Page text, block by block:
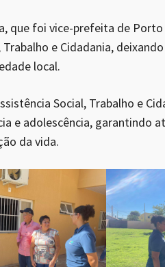
que foi vice-prefeita de
e Cidadania,
local.
Social, Trabalho e
e adolescência, garantindo
da vida.